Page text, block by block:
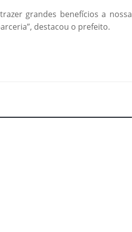
grandes benefícios a nossa
destacou o prefeito.